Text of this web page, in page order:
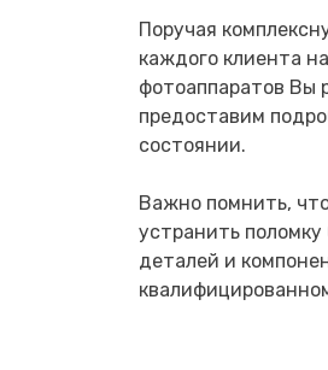
Поручая
каждого клиента
фотоаппаратов Вы
предоставим
состоянии.
Важно помнить,
устранить
деталей и